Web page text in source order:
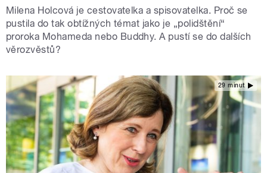
Milena Holcová je cestovatelka a spisovatelka. Proč se
pustila do tak obtížných témat jako je „polidštění“
proroka Mohameda nebo Buddhy. A pustí se do dalších
věrozvěstů?
29 minut